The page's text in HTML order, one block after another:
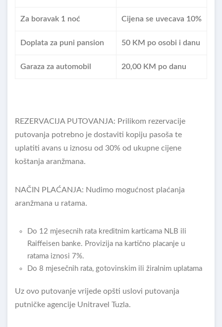
Za boravak 1 noć Cijena se uvecava 10%
Doplata za puni pansion 50 KM po osobi i danu
Garaza za automobil 20,00 KM po danu
REZERVACIJA PUTOVANJA: Prilikom rezervacije
putovanja potrebno je dostaviti kopiju pasoša te
uplatiti avans u iznosu od 30% od ukupne cijene
koštanja aranžmana.
NAČIN PLAĆANJA: Nudimo mogućnost plaćanja
aranžmana u ratama.
Do 12 mjesecnih rata kreditnim karticama NLB ili
Raiffeisen banke. Provizija na kartično placanje u
ratama iznosi 7%.
Do 8 mjesečnih rata, gotovinskim ili žiralnim uplatama
Uz ovo putovanje vrijede opšti uslovi putovanja
putničke agencije Unitravel Tuzla.